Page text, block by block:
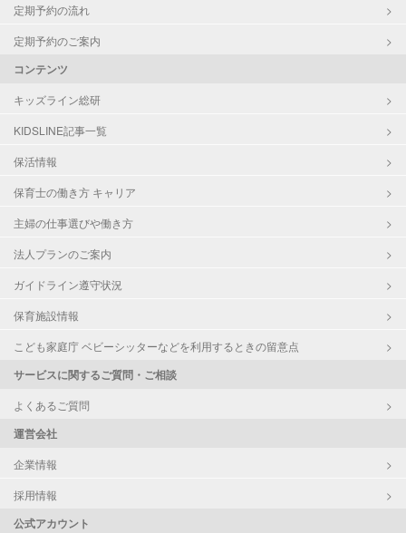
定期予約の流れ
定期予約のご案内
コンテンツ
キッズライン総研
KIDSLINE記事一覧
保活情報
保育士の働き方 キャリア
主婦の仕事選びや働き方
法人プランのご案内
ガイドライン遵守状況
保育施設情報
こども家庭庁 ベビーシッターなどを利用するときの留意点
サービスに関するご質問・ご相談
よくあるご質問
運営会社
企業情報
採用情報
公式アカウント